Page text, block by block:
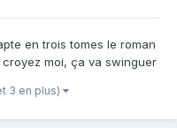
en trois tomes le roman
moi, ça va swinguer
forces de l'ordre dans
3 en plus)